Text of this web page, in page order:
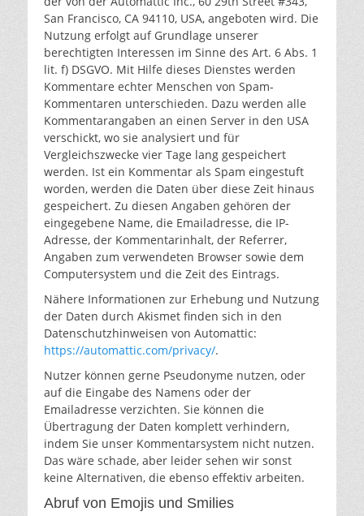
San Francisco, CA 94110, USA, angeboten wird. Die
Nutzung erfolgt auf Grundlage unserer
berechtigten Interessen im Sinne des Art. 6 Abs. 1
lit. f) DSGVO. Mit Hilfe dieses Dienstes werden
Kommentare echter Menschen von Spam-
Kommentaren unterschieden. Dazu werden alle
Kommentarangaben an einen Server in den USA
verschickt, wo sie analysiert und für
Vergleichszwecke vier Tage lang gespeichert
werden. Ist ein Kommentar als Spam eingestuft
worden, werden die Daten über diese Zeit hinaus
gespeichert. Zu diesen Angaben gehören der
eingegebene Name, die Emailadresse, die IP-
Adresse, der Kommentarinhalt, der Referrer,
Angaben zum verwendeten Browser sowie dem
Computersystem und die Zeit des Eintrags.
Nähere Informationen zur Erhebung und Nutzung
der Daten durch Akismet finden sich in den
Datenschutzhinweisen von Automattic:
https://automattic.com/privacy/.
Nutzer können gerne Pseudonyme nutzen, oder
auf die Eingabe des Namens oder der
Emailadresse verzichten. Sie können die
Übertragung der Daten komplett verhindern,
indem Sie unser Kommentarsystem nicht nutzen.
Das wäre schade, aber leider sehen wir sonst
keine Alternativen, die ebenso effektiv arbeiten.
Abruf von Emojis und Smilies